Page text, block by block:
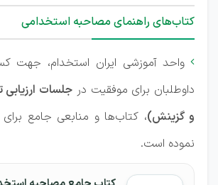
کتاب‌های راهنمای مصاحبه استخدامی
 واحد آموزشی ایران استخدام، جهت
داوطلبان برای موفقیت در جلسات
و گزینش)، کتاب‌ها و منابعی جامع برای
نموده است.